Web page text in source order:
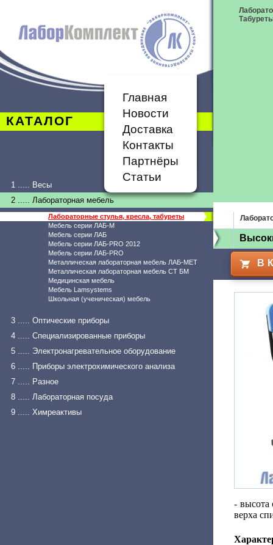
КАТАЛОГ
Главная
Новости
Доставка
Контакты
Партнёры
Статьи
1 ..... Весы
2 ..... Лабораторная мебель
Лабораторные стулья, кресла, табуреты
Мебель серии ЛАБ-М
Мебель серии ЛАБ
Мебель серии ЛАБ-PRO 2012
Мебель серии ЛАБ-PRO
Металлическая лабораторная мебель ЛАБ-МЕТ
Металлическая лабораторная мебель СТ БМ
Медицинская мебель
Мебель Lamsystems
Школьная (ученическая) мебель
3 ..... Оптические приборы
4 ..... Специализированные приборы
5 ..... Электронагревательное оборудование
6 ..... Приборы электрохимического анализа
7 ..... Разное
8 ..... Лабораторная посуда
9 ..... Химреактивы
В
- высота
верха